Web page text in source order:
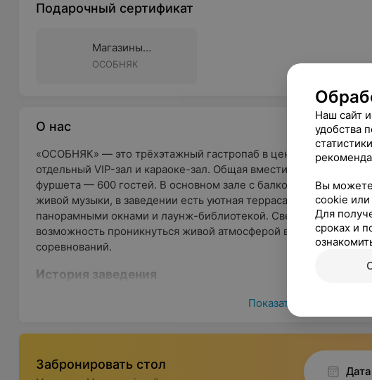
Подарочный сертификат
Магазины
подарочных
ОСОБНЯК
О нас
«ОСОБНЯК» — это трёхэтажный гастропаб в центре города,
отдельный VIP-зал и караоке-зал. Общая вместимость залов —
фуршета — 600 гостей. В основном зале с балконом и сценой
живой музыки, в заведении есть уютная терраса с видом на
панорамными окнами и лаунж-библиотекой. Светодиодный
возможность проникнуться живой атмосферой во время
соревнований.
История заведения
Когда-то, когда даже самое дорогое вино ещё было
Граф Бухарин. Его Сиятельство слыл дамским угодником,
балы и пышные пиры, прекрасных дам и, конечно же,
Во владениях Графа каждую неделю проходили изысканные
дворяне могли полакомиться домашними блюдами,
Показать ещё
Забронировать стол Дата
Наш сайт
удобства
Вы можете
cookie или
Для
сроках и